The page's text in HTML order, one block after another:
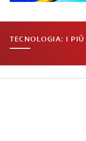
TECNOLOGIA: I PIÙ